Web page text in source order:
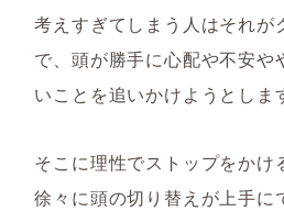
考えすぎてしまう人はそれが
で、頭が勝手に心配や不安や
いことを追いかけようとしま
そこに理性でストップをかけ
徐々に頭の切り替えが上手に